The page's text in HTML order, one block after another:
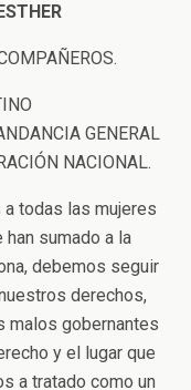
GENERAL
NACIONAL.
todas las mujeres
sumado a la
debemos seguir
derechos,
malos gobernantes
y el lugar que
a tratado como un